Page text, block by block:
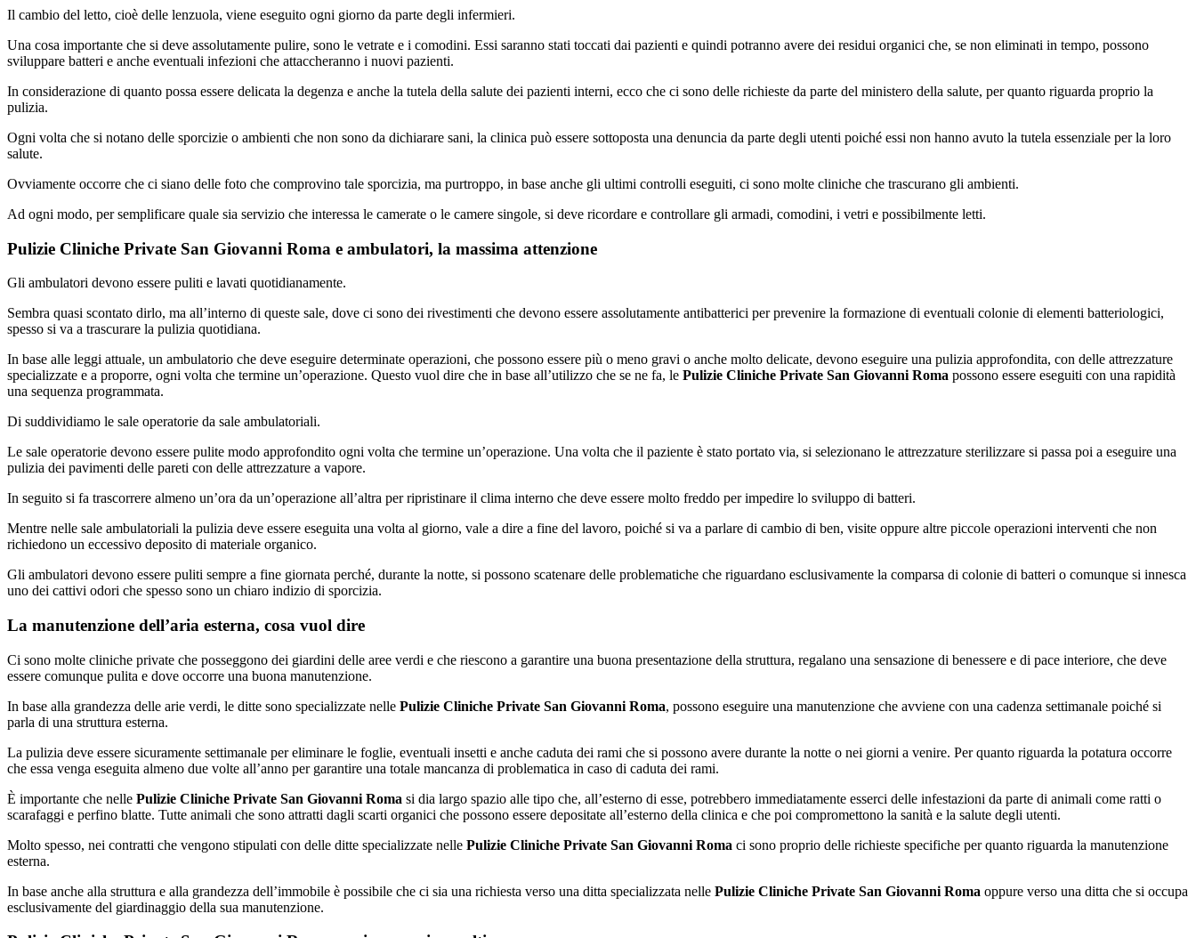
Il cambio del letto, cioè delle lenzuola, viene eseguito ogni giorno da parte degli infermieri.
Una cosa importante che si deve assolutamente pulire, sono le vetrate e i comodini. Essi saranno stati toccati dai pazienti e quindi potranno avere dei residui organici che, se non eliminati in tempo, possono
sviluppare batteri e anche eventuali infezioni che attaccheranno i nuovi pazienti.
In considerazione di quanto possa essere delicata la degenza e anche la tutela della salute dei pazienti interni, ecco che ci sono delle richieste da parte del ministero della salute, per quanto riguarda proprio la
pulizia.
Ogni volta che si notano delle sporcizie o ambienti che non sono da dichiarare sani, la clinica può essere sottoposta una denuncia da parte degli utenti poiché essi non hanno avuto la tutela essenziale per la loro
salute.
Ovviamente occorre che ci siano delle foto che comprovino tale sporcizia, ma purtroppo, in base anche gli ultimi controlli eseguiti, ci sono molte cliniche che trascurano gli ambienti.
Ad ogni modo, per semplificare quale sia servizio che interessa le camerate o le camere singole, si deve ricordare e controllare gli armadi, comodini, i vetri e possibilmente letti.
Pulizie Cliniche Private San Giovanni Roma e ambulatori, la massima attenzione
Gli ambulatori devono essere puliti e lavati quotidianamente.
Sembra quasi scontato dirlo, ma all’interno di queste sale, dove ci sono dei rivestimenti che devono essere assolutamente antibatterici per prevenire la formazione di eventuali colonie di elementi batteriologici,
spesso si va a trascurare la pulizia quotidiana.
In base alle leggi attuale, un ambulatorio che deve eseguire determinate operazioni, che possono essere più o meno gravi o anche molto delicate, devono eseguire una pulizia approfondita, con delle attrezzature
specializzate e a proporre, ogni volta che termine un’operazione. Questo vuol dire che in base all’utilizzo che se ne fa, le Pulizie Cliniche Private San Giovanni Roma possono essere eseguiti con una rapidità
una sequenza programmata.
Di suddividiamo le sale operatorie da sale ambulatoriali.
Le sale operatorie devono essere pulite modo approfondito ogni volta che termine un’operazione. Una volta che il paziente è stato portato via, si selezionano le attrezzature sterilizzare si passa poi a eseguire una
pulizia dei pavimenti delle pareti con delle attrezzature a vapore.
In seguito si fa trascorrere almeno un’ora da un’operazione all’altra per ripristinare il clima interno che deve essere molto freddo per impedire lo sviluppo di batteri.
Mentre nelle sale ambulatoriali la pulizia deve essere eseguita una volta al giorno, vale a dire a fine del lavoro, poiché si va a parlare di cambio di ben, visite oppure altre piccole operazioni interventi che non
richiedono un eccessivo deposito di materiale organico.
Gli ambulatori devono essere puliti sempre a fine giornata perché, durante la notte, si possono scatenare delle problematiche che riguardano esclusivamente la comparsa di colonie di batteri o comunque si innesca
uno dei cattivi odori che spesso sono un chiaro indizio di sporcizia.
La manutenzione dell’aria esterna, cosa vuol dire
Ci sono molte cliniche private che posseggono dei giardini delle aree verdi e che riescono a garantire una buona presentazione della struttura, regalano una sensazione di benessere e di pace interiore, che deve
essere comunque pulita e dove occorre una buona manutenzione.
In base alla grandezza delle arie verdi, le ditte sono specializzate nelle Pulizie Cliniche Private San Giovanni Roma, possono eseguire una manutenzione che avviene con una cadenza settimanale poiché si
parla di una struttura esterna.
La pulizia deve essere sicuramente settimanale per eliminare le foglie, eventuali insetti e anche caduta dei rami che si possono avere durante la notte o nei giorni a venire. Per quanto riguarda la potatura occorre
che essa venga eseguita almeno due volte all’anno per garantire una totale mancanza di problematica in caso di caduta dei rami.
È importante che nelle Pulizie Cliniche Private San Giovanni Roma si dia largo spazio alle tipo che, all’esterno di esse, potrebbero immediatamente esserci delle infestazioni da parte di animali come ratti o
scarafaggi e perfino blatte. Tutte animali che sono attratti dagli scarti organici che possono essere depositate all’esterno della clinica e che poi compromettono la sanità e la salute degli utenti.
Molto spesso, nei contratti che vengono stipulati con delle ditte specializzate nelle Pulizie Cliniche Private San Giovanni Roma ci sono proprio delle richieste specifiche per quanto riguarda la manutenzione
esterna.
In base anche alla struttura e alla grandezza dell’immobile è possibile che ci sia una richiesta verso una ditta specializzata nelle Pulizie Cliniche Private San Giovanni Roma oppure verso una ditta che si occupa
esclusivamente del giardinaggio della sua manutenzione.